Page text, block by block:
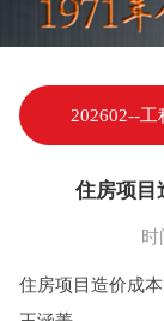
202602--工
住房项目
住房项目造价成